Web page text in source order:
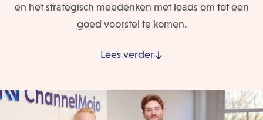
en het strategisch meedenken met leads om tot een
goed voorstel te komen.
Lees verder